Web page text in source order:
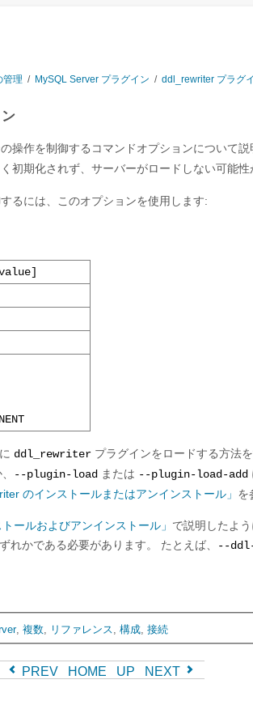
管理 / MySQL Server プラグイン / ddl_rewriter プラグ
操作を制御するコマンドオプションについて
初期化されず、サーバーがロードしない可能性
るには、このオプションを使用します:
ddl_rewriter プラグインをロードする方法
--plugin-load または --plugin-load-add
のインストールまたはアンインストール」 を
ールおよびアンインストール」 で説明したよ
れかである必要があります。 たとえば、
--
, 複数, リファレンス 構成, 接続
PREV HOME UP NEXT